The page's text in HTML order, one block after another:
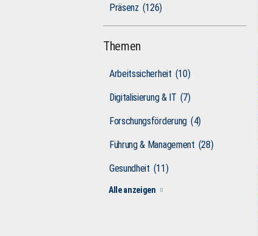
Präsenz (126)
Themen
Arbeitssicherheit (10)
Digitalisierung & IT (7)
Forschungsförderung (4)
Führung & Management (28)
Gesundheit (11)
Alle anzeigen